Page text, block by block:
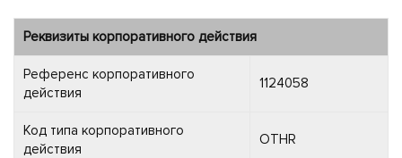
Реквизиты корпоративного действия
Референс корпоративного
действия
1124058
Код типа корпоративного
действия
OTHR